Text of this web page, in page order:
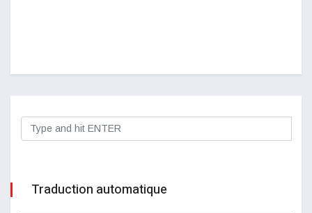
Traduction automatique